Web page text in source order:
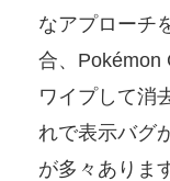
なアプローチ
合、Pokémon
ワイプして消
れで表示バグ
が多々ありま